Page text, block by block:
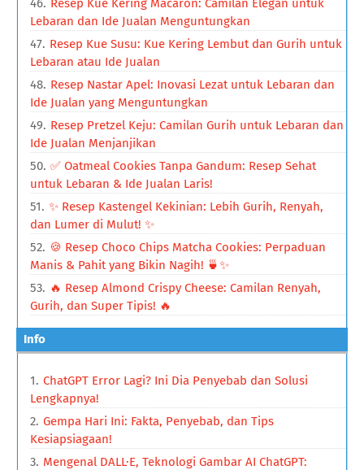
Resep Kue Kering Macaron: Camilan Elegan untuk
Lebaran dan Ide Jualan Menguntungkan
Resep Kue Susu: Kue Kering Lembut dan Gurih untuk
Lebaran atau Ide Jualan
Resep Nastar Apel: Inovasi Lezat untuk Lebaran dan
Ide Jualan yang Menguntungkan
Resep Pretzel Keju: Camilan Gurih untuk Lebaran dan
Ide Jualan Menjanjikan
✅ Oatmeal Cookies Tanpa Gandum: Resep Sehat
untuk Lebaran & Ide Jualan Laris!
✨ Resep Kastengel Kekinian: Lebih Gurih, Renyah,
dan Lumer di Mulut! ✨
🍪 Resep Choco Chips Matcha Cookies: Perpaduan
Manis & Pahit yang Bikin Nagih! 🍵✨
🔥 Resep Almond Crispy Cheese: Camilan Renyah,
Gurih, dan Super Tipis! 🔥
Info
ChatGPT Error Lagi? Ini Dia Penyebab dan Solusi
Lengkapnya!
Gempa Hari Ini: Fakta, Penyebab, dan Tips
Kesiapsiagaan!
Mengenal DALL·E, Teknologi Gambar AI ChatGPT: